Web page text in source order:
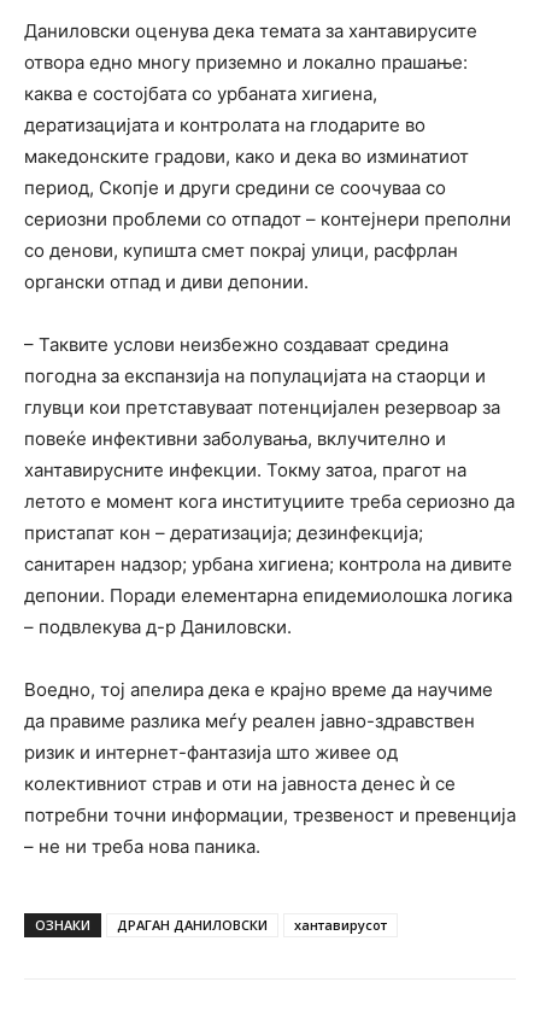
Даниловски оценува дека темата за хантавирусите
отвора едно многу приземно и локално прашање:
каква е состојбата со урбаната хигиена,
дератизацијата и контролата на глодарите во
македонските градови, како и дека во изминатиот
период, Скопје и други средини се соочуваа со
сериозни проблеми со отпадот – контејнери преполни
со денови, купишта смет покрај улици, расфрлан
органски отпад и диви депонии.
– Таквите услови неизбежно создаваат средина
погодна за експанзија на популацијата на стаорци и
глувци кои претставуваат потенцијален резервоар за
повеќе инфективни заболувања, вклучително и
хантавирусните инфекции. Токму затоа, прагот на
летото е момент кога институциите треба сериозно да
пристапат кон – дератизација; дезинфекција;
санитарен надзор; урбана хигиена; контрола на дивите
депонии. Поради елементарна епидемиолошка логика
– подвлекува д-р Даниловски.
Воедно, тој апелира дека е крајно време да научиме
да правиме разлика меѓу реален јавно-здравствен
ризик и интернет-фантазија што живее од
колективниот страв и оти на јавноста денес ѝ се
потребни точни информации, трезвеност и превенција
– не ни треба нова паника.
ОЗНАКИ ДРАГАН ДАНИЛОВСКИ хантавирусот